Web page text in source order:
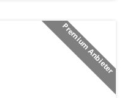
Premium Anbieter